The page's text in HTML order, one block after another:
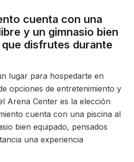
cuenta con una
y un gimnasio bien
disfrutes durante
lugar para hospedarte en
opciones de entretenimiento y
Arena Center es la elección
cuenta con una piscina al
bien equipado, pensados
una experiencia